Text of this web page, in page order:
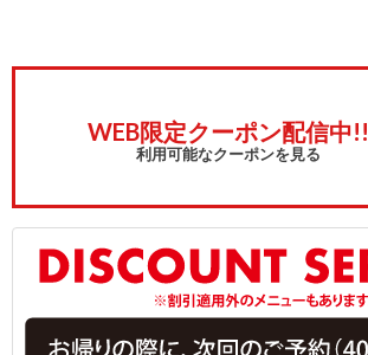
WEB限定クーポン配信中!!
利用可能なクーポンを見る